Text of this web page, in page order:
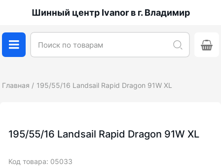
Шинный центр Ivanor в г. Владимир
Главная 195/55/16 Landsail Rapid Dragon 91W XL
195/55/16 Landsail Rapid Dragon 91W XL
Код товара: 05033